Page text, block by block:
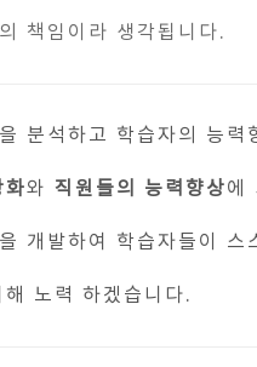
책임이라 생각됩니다.
분석하고 학습자의 능력
화와 직원들의 능력향상에
개발하여 학습자들이 스
노력 하겠습니다.